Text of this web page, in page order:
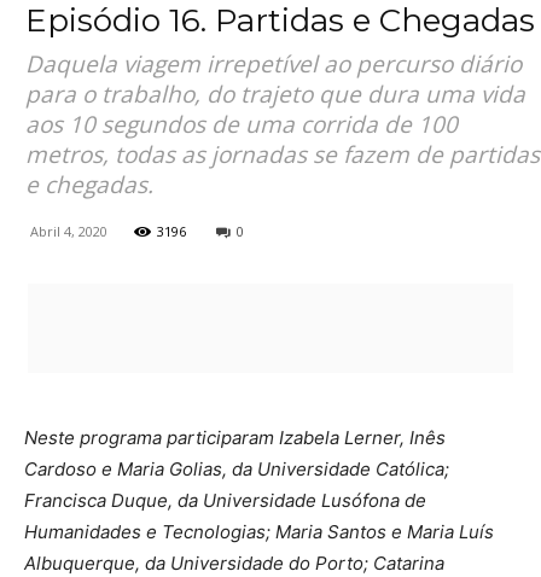
Episódio 16. Partidas e Chegadas
Daquela viagem irrepetível ao percurso diário
para o trabalho, do trajeto que dura uma vida
aos 10 segundos de uma corrida de 100
metros, todas as jornadas se fazem de partidas
e chegadas.
Abril 4, 2020 3196 0
Neste programa participaram Izabela Lerner, Inês
Cardoso e Maria Golias, da Universidade Católica;
Francisca Duque, da Universidade Lusófona de
Humanidades e Tecnologias; Maria Santos e Maria Luís
Albuquerque, da Universidade do Porto; Catarina